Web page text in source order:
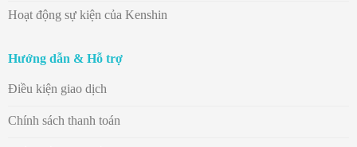
Hoạt động sự kiện của Kenshin
Hướng dẫn & Hỗ trợ
Điều kiện giao dịch
Chính sách thanh toán